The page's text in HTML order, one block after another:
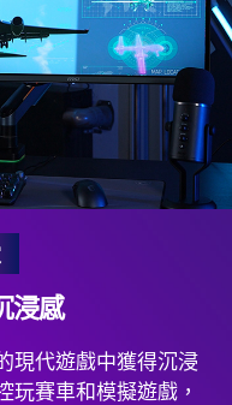
浸感
現代遊戲中獲得沉浸
玩賽車和模擬遊戲，